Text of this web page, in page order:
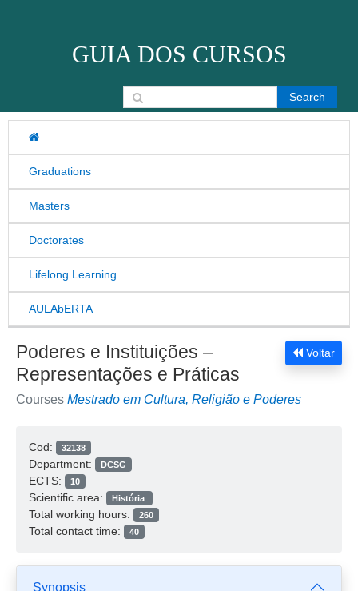
GUIA DOS CURSOS
Graduations
Masters
Doctorates
Lifelong Learning
AULAbERTA
Search for:
Voltar
Poderes e Instituições –
Representações e Práticas
Courses Mestrado em Cultura, Religião e Poderes
Cod: 32138
Department: DCSG
ECTS: 10
Scientific area: História
Total working hours: 260
Total contact time: 40
Synopsis